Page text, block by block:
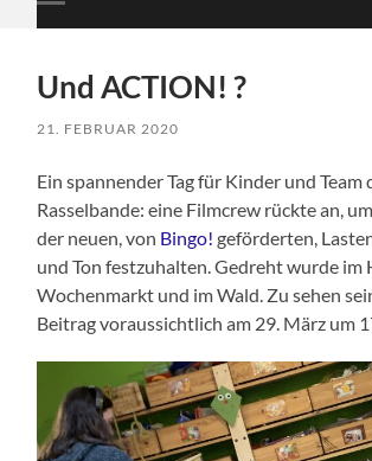
Mobile-
Menü
Und ACTION! ?
21. FEBRUAR 2020
Ein spannender Tag für Kinder und Team
Rasselbande: eine Filmcrew rückte an,
der neuen, von Bingo! geförderten,
und Ton festzuhalten. Gedreht wurde im
Wochenmarkt und im Wald. Zu sehen
Beitrag voraussichtlich am 29. März um